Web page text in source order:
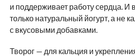
и поддерживает работу сердца. И
только натуральный йогурт, а не
с вкусовыми добавками.
Творог — для кальция и